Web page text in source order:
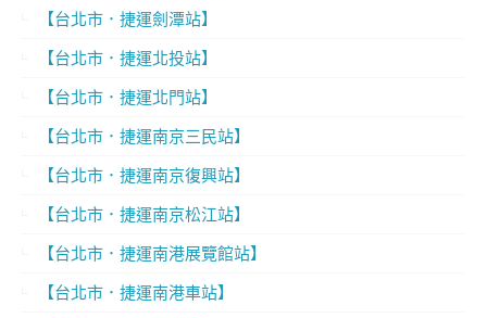
【台北市．捷運劍潭站】
【台北市．捷運北投站】
【台北市．捷運北門站】
【台北市．捷運南京三民站】
【台北市．捷運南京復興站】
【台北市．捷運南京松江站】
【台北市．捷運南港展覽館站】
【台北市．捷運南港車站】